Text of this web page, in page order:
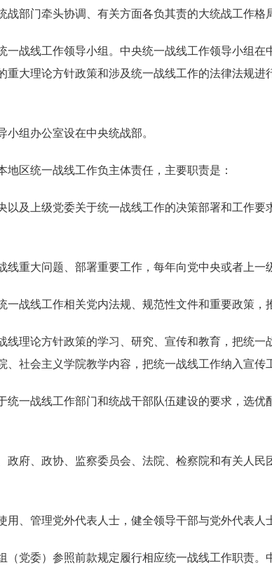
部门牵头协调、有关方面各负其责的大统战工作格
线工作领导小组。中央统一战线工作领导小组在
重大理论方针政策和涉及统一战线工作的法律法规
组办公室设在中央统战部。
统一战线工作负主体责任，主要职责是：
及上级党委关于统一战线工作的决策部署和工作要
重大问题、部署重要工作，每年向党中央或者上一
线工作相关党内法规、规范性文件和重要政策，
理论方针政策的学习、研究、宣传和教育，把统一
、社会主义学院教学内容，把统一战线工作纳入宣传
一战线工作部门和统战干部队伍建设的要求，选优
府、政协、监察委员会、法院、检察院和有关人民
、管理党外代表人士，健全领导干部与党外代表人
党委）参照前款规定履行相应统一战线工作职责。